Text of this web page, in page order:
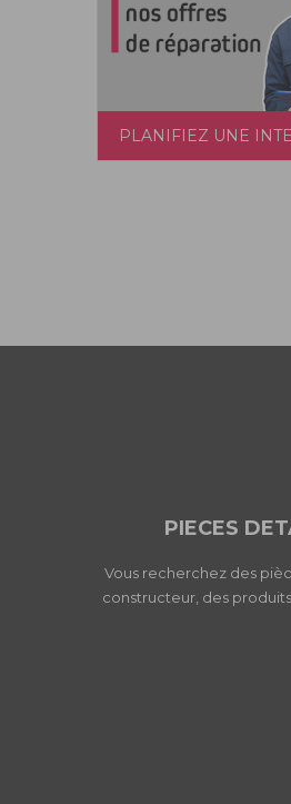
PLANIFIEZ UNE
PIECES
Vous recherchez des
constructeur, des